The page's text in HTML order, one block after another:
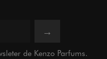
→
de Kenzo Parfums.